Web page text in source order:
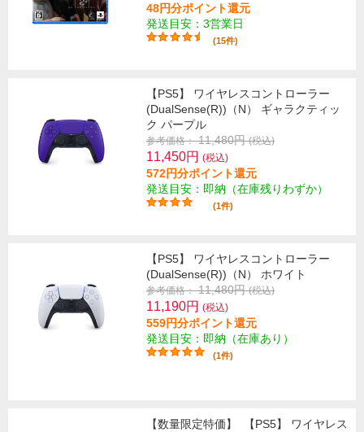
48円分ポイント還元
発送目安：3営業日
(15件)
【PS5】 ワイヤレスコントローラー
(DualSense(R))（N） ギャラクティッ
ク パープル
参考価格： 11,480円(税込)
11,450円 (税込)
572円分ポイント還元
発送目安：即納（在庫残りわずか）
(1件)
【PS5】 ワイヤレスコントローラー
(DualSense(R))（N） ホワイト
参考価格： 11,480円(税込)
11,190円 (税込)
559円分ポイント還元
発送目安：即納（在庫あり）
(1件)
【数量限定特価】 【PS5】 ワイヤレス